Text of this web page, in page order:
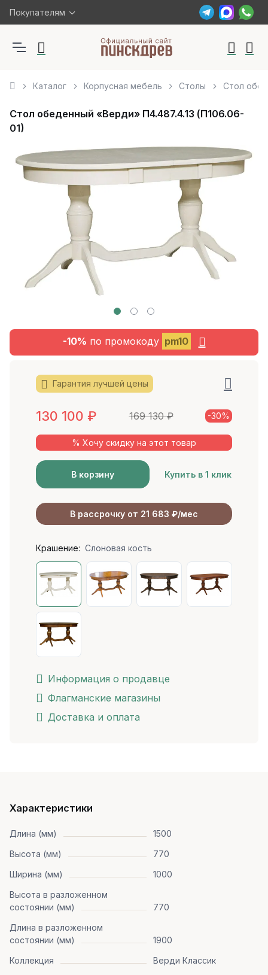
Покупателям
Каталог Корпусная мебель Столы Стол
Стол обеденный «Верди» П4.487.4.13 (П106.06-
01)
-10% по промокоду pm10
Гарантия лучшей цены
130 100 ₽ 169 130₽ -30%
% Хочу скидку на этот товар
В корзину Купить в 1 клик
В рассрочку от 21 683 ₽/мес
Крашение: Слоновая кость
Информация о продавце
Флагманские магазины
Доставка и оплата
Характеристики
Длина (мм)
1500
Высота (мм)
770
Ширина (мм)
1000
Высота в разложенном
состоянии (мм)
770
Длина в разложенном
состоянии (мм)
1900
Коллекция
Верди Классик